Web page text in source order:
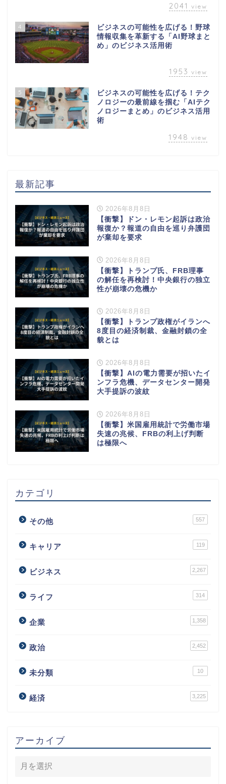
2041 view
4
ビジネスの可能性を広げる！野球
情報収集を革新する「AI野球まと
め」のビジネス活用術
1953 view
5
ビジネスの可能性を広げる！テク
ノロジーの最前線を掴む「AIテク
ノロジーまとめ」のビジネス活用
術
1948 view
最新記事
2026年8月8日
【衝撃】ドン・レモン起訴は政治
報復か？報道の自由を巡り弁護団
が棄却を要求
2026年8月8日
【衝撃】トランプ氏、FRB理事
の解任を再検討！中央銀行の独立
性が崩壊の危機か
2026年8月8日
【衝撃】トランプ政権がイランへ
8度目の経済制裁、金融封鎖の全
貌とは
2026年8月8日
【衝撃】AIの電力需要が招いたイ
ンフラ危機、データセンター開発
大手提訴の波紋
2026年8月8日
【衝撃】米国雇用統計で労働市場
失速の兆候、FRBの利上げ判断
は極限へ
カテゴリ
その他 557
キャリア 119
ビジネス 2,267
ライフ 314
企業 1,358
政治 2,452
未分類 10
経済 3,225
アーカイブ